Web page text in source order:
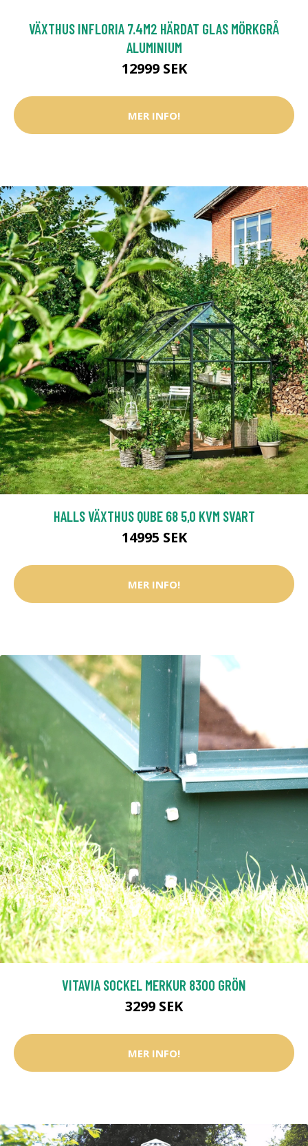
VÄXTHUS INFLORIA 7.4M2 HÄRDAT GLAS MÖRKGRÅ
ALUMINIUM
12999 SEK
MER INFO!
HALLS VÄXTHUS QUBE 68 5,0 KVM SVART
14995 SEK
MER INFO!
VITAVIA SOCKEL MERKUR 8300 GRÖN
3299 SEK
MER INFO!